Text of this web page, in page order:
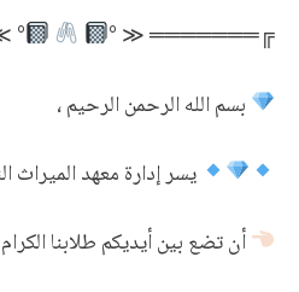
╔═══════ ≪ °
بسم الله الرحمن الرحيم ،
يسر إدارة معهد الميراث
أن تضع بين أيديكم طلابنا